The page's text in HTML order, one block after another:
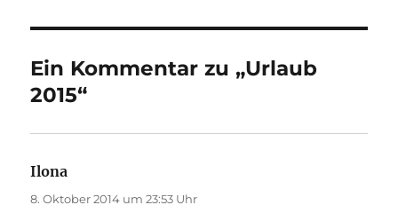
Ein Kommentar zu „Urlaub
2015“
Ilona
8. Oktober 2014 um 23:53 Uhr